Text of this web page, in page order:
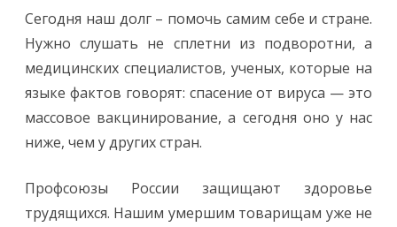
Сегодня наш долг – помочь самим себе и стране.
Нужно слушать не сплетни из подворотни, а
медицинских специалистов, ученых, которые на
языке фактов говорят: спасение от вируса — это
массовое вакцинирование, а сегодня оно у нас
ниже, чем у других стран.
Профсоюзы России защищают здоровье
трудящихся. Нашим умершим товарищам уже не